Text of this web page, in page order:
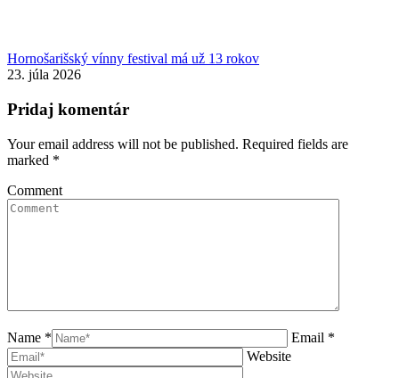
Hornošarišský vínny festival má už 13 rokov
23. júla 2026
Pridaj komentár
Your email address will not be published. Required fields are
marked *
Comment
Name *
Email *
Website